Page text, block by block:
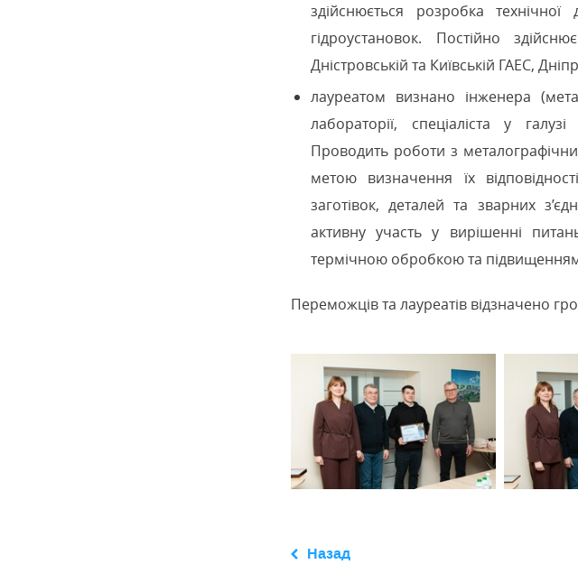
здійснюється розробка технічної
гідроустановок. Постійно
Дністровській та Київській ГАЕС,
лауреатом визнано інженера
лабораторії, спеціаліста у
Проводить роботи з
метою визначення їх
заготівок, деталей та зварних
активну участь у вирішенні
термічною обробкою та підвищенням
Переможців та лауреатів відзначено
Назад